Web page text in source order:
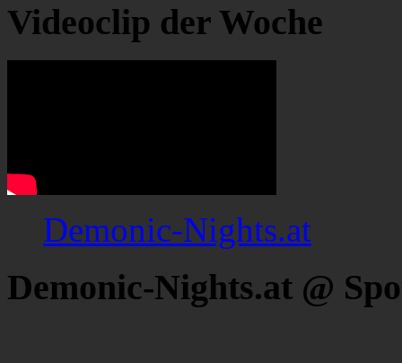
Videoclip der Woche
Demonic-Nights.at
Demonic-Nights.at @